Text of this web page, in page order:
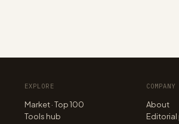
EXPLORE
Market · Top 100
Tools hub
COMPANY
About